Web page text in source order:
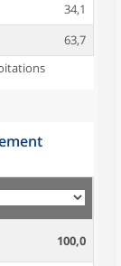
34,1
63,7
100,0